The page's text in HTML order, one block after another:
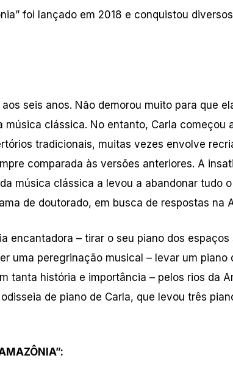
foi lançado em 2018 e conquistou
seis anos. Não demorou muito para que
clássica. No entanto, Carla começou
tradicionais, muitas vezes envolve
comparada às versões anteriores. A
música clássica a levou a abandonar tudo
de doutorado, em busca de respostas na
encantadora – tirar o seu piano dos
uma peregrinação musical – levar um
tanta história e importância – pelos rios da
odisseia de piano de Carla, que levou três